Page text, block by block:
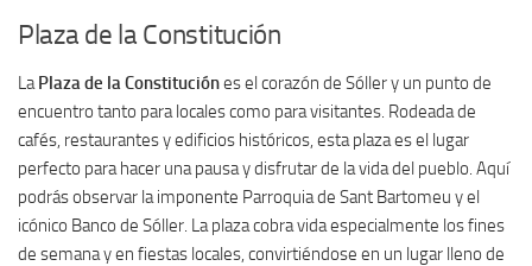
Plaza de la Constitución
La Plaza de la Constituciónes el corazón de Sóller y un punto de
encuentro tanto para locales como para visitantes. Rodeada de
cafés, restaurantes y edificios históricos, esta plaza es el lugar
perfecto para hacer una pausa y disfrutar de la vida del pueblo. Aquí
podrás observar la imponente Parroquia de Sant Bartomeu y el
icónico Banco de Sóller. La plaza cobra vida especialmente los fines
de semana y en fiestas locales, convirtiéndose en un lugar lleno de